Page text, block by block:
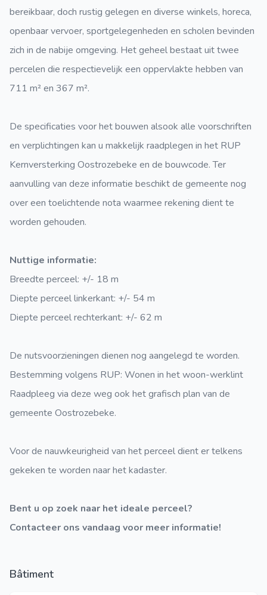
bereikbaar, doch rustig gelegen en diverse winkels, horeca,
openbaar vervoer, sportgelegenheden en scholen bevinden
zich in de nabije omgeving. Het geheel bestaat uit twee
percelen die respectievelijk een oppervlakte hebben van
711 m² en 367 m².
De specificaties voor het bouwen alsook alle voorschriften
en verplichtingen kan u makkelijk raadplegen in het RUP
Kernversterking Oostrozebeke en de bouwcode. Ter
aanvulling van deze informatie beschikt de gemeente nog
over een toelichtende nota waarmee rekening dient te
worden gehouden.
Nuttige informatie:
Breedte perceel: +/- 18 m
Diepte perceel linkerkant: +/- 54 m
Diepte perceel rechterkant: +/- 62 m
De nutsvoorzieningen dienen nog aangelegd te worden.
Bestemming volgens RUP: Wonen in het woon-werklint
Raadpleeg via deze weg ook hetgrafisch plan van de
gemeente Oostrozebeke.
Voor de nauwkeurigheid van het perceel dient er telkens
gekeken te worden naar het kadaster.
Bent u op zoek naar het ideale perceel?
Contacteer ons vandaag voor meer informatie!
Bâtiment